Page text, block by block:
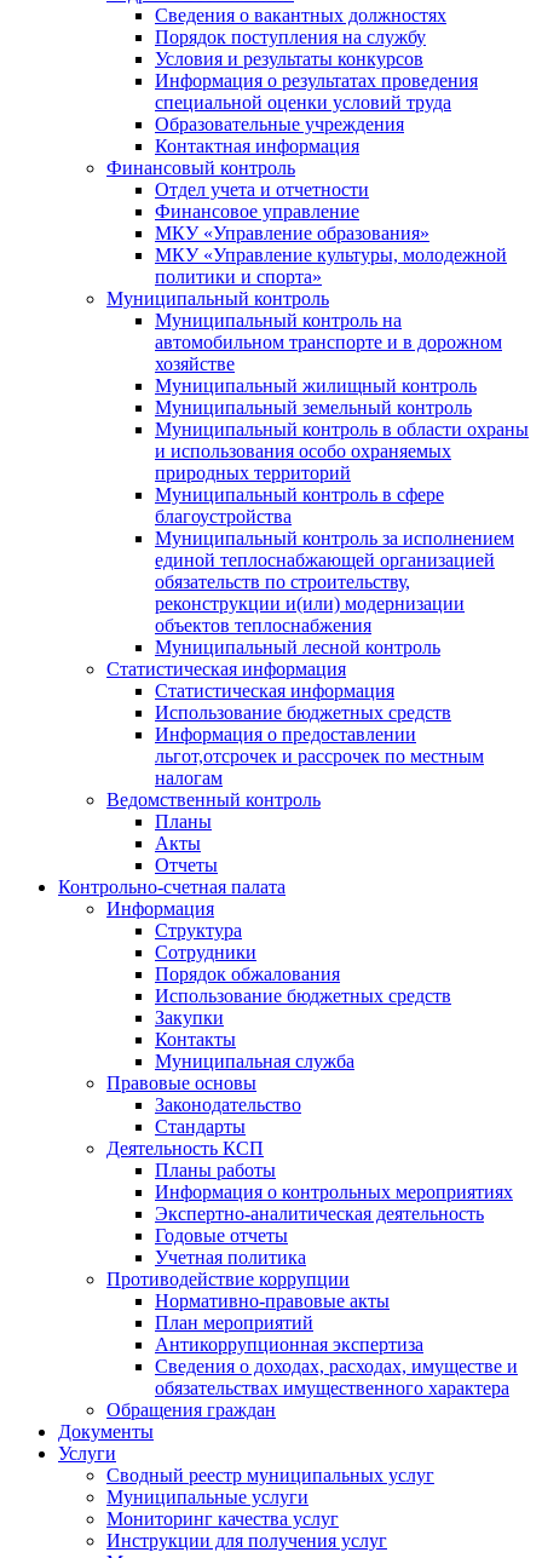
Сведения о вакантных должностях
Порядок поступления на службу
Условия и результаты конкурсов
Информация о результатах проведения
специальной оценки условий труда
Образовательные учреждения
Контактная информация
Финансовый контроль
Отдел учета и отчетности
Финансовое управление
МКУ «Управление образования»
МКУ «Управление культуры, молодежной
политики и спорта»
Муниципальный контроль
Муниципальный контроль на
автомобильном транспорте и в дорожном
хозяйстве
Муниципальный жилищный контроль
Муниципальный земельный контроль
Муниципальный контроль в области охраны
и использования особо охраняемых
природных территорий
Муниципальный контроль в сфере
благоустройства
Муниципальный контроль за исполнением
единой теплоснабжающей организацией
обязательств по строительству,
реконструкции и(или) модернизации
объектов теплоснабжения
Муниципальный лесной контроль
Статистическая информация
Статистическая информация
Использование бюджетных средств
Информация о предоставлении
льгот,отсрочек и рассрочек по местным
налогам
Ведомственный контроль
Планы
Акты
Отчеты
Контрольно-счетная палата
Информация
Структура
Сотрудники
Порядок обжалования
Использование бюджетных средств
Закупки
Контакты
Муниципальная служба
Правовые основы
Законодательство
Стандарты
Деятельность КСП
Планы работы
Информация о контрольных мероприятиях
Экспертно-аналитическая деятельность
Годовые отчеты
Учетная политика
Противодействие коррупции
Нормативно-правовые акты
План мероприятий
Антикоррупционная экспертиза
Сведения о доходах, расходах, имуществе и
обязательствах имущественного характера
Обращения граждан
Документы
Услуги
Сводный реестр муниципальных услуг
Муниципальные услуги
Мониторинг качества услуг
Инструкции для получения услуг